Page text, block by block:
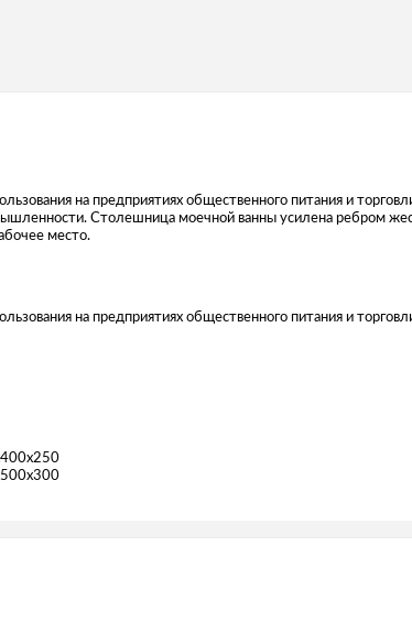
на предприятиях общественного питания и
Столешница моечной ванны усилена ребром
место.
на предприятиях общественного питания и